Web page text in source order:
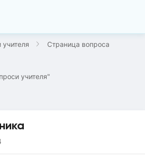
Страница вопроса
учителя"